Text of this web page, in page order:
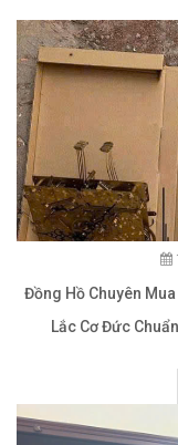
Đồng Hồ Chuyên
Lắc Cơ Đức